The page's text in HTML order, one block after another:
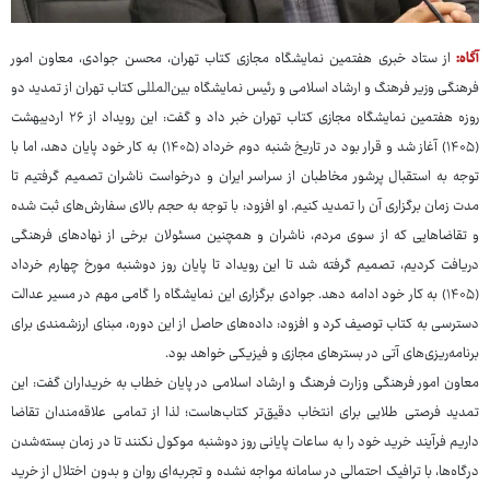
آگاه: از ستاد خبری هفتمین نمایشگاه مجازی کتاب تهران، محسن جوادی، معاون امور
فرهنگی وزیر فرهنگ و ارشاد اسلامی و رئیس نمایشگاه بین‌المللی کتاب تهران از تمدید دو
روزه هفتمین نمایشگاه مجازی کتاب تهران خبر داد و گفت: این رویداد از ۲۶ اردیبهشت
(۱۴۰۵) آغاز شد و قرار بود در تاریخ شنبه دوم خرداد (۱۴۰۵) به کار خود پایان دهد، اما با
توجه به استقبال پرشور مخاطبان از سراسر ایران و درخواست ناشران تصمیم گرفتیم تا
مدت زمان برگزاری آن را تمدید کنیم. او افزود: با توجه به حجم بالای سفارش‌های ثبت شده
و تقاضاهایی که از سوی مردم، ناشران و همچنین مسئولان برخی از نهادهای فرهنگی
دریافت کردیم، تصمیم گرفته شد تا این رویداد تا پایان روز دوشنبه مورخ چهارم خرداد
(۱۴۰۵) به کار خود ادامه دهد. جوادی برگزاری این نمایشگاه را گامی مهم در مسیر عدالت
دسترسی به کتاب توصیف کرد و افزود: داده‌های حاصل از این دوره، مبنای ارزشمندی برای
برنامه‌ریزی‌های آتی در بسترهای مجازی و فیزیکی خواهد بود.
معاون امور فرهنگی وزارت فرهنگ و ارشاد اسلامی در پایان خطاب به خریداران گفت: این
تمدید فرصتی طلایی برای انتخاب دقیق‌تر کتاب‌هاست؛ لذا از تمامی علاقه‌مندان تقاضا
داریم فرآیند خرید خود را به ساعات پایانی روز دوشنبه موکول نکنند تا در زمان بسته‌شدن
درگاه‌ها، با ترافیک احتمالی در سامانه مواجه نشده و تجربه‌ای روان و بدون اختلال از خرید